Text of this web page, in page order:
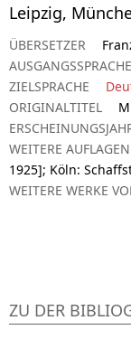
Leipzig,
ÜBERSETZER
AUSGANGSSPRACHE
ZIELSPRACHE
ORIGINALTITEL
WEITERE
1925]; Köln:
WEITERE WERKE
ZU DER